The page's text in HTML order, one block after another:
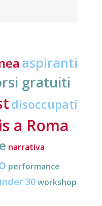
aspiranti
gratuiti
disoccupati
a Roma
narrativa
performance
30workshop